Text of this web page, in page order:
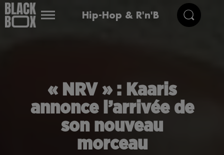
Hip-Hop & R'n'B
« NRV » : Kaaris
annonce l’arrivée de
son nouveau
morceau